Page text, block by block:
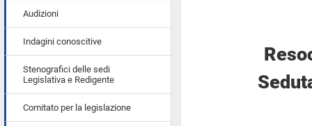
Audizioni
Indagini conoscitive
Stenografici delle sedi
Legislativa e Redigente
Comitato per la legislazione